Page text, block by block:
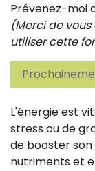
Prévenez-moi
(Merci de
utiliser cette
L'énergie est
stress ou de
de booster
nutriments et